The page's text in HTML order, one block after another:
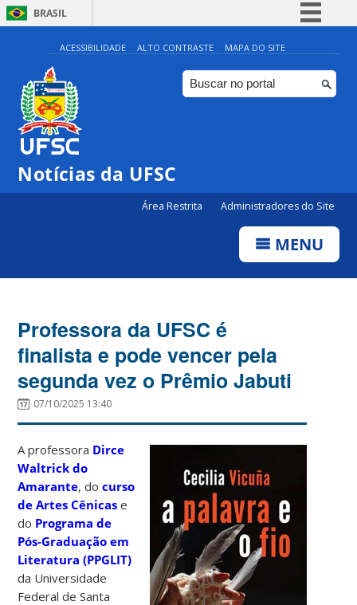
BRASIL
Simplifique!
Comunica BR
Participe
ACESSIBILIDADE ALTO CONTRASTE MAPA DO SITE
Notícias da UFSC
Área Restrita Administradores do Site
MENU
Professora da UFSC é
finalista e pode vencer pela
segunda vez o Prêmio Jabuti
07/10/2025 13:40
A professora Dirce
Waltrick do
Amarante, docurso
de Artes Cênicas e
do Programa de
Pós-Graduação em
Literatura (PPGLIT)
da Universidade
Federal de Santa